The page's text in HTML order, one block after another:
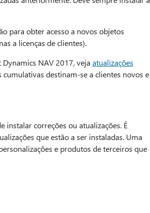
para obter acesso a novos objetos
a licenças de clientes).
NAV 2017, veja atualizações
cumulativas destinam-se a clientes novos e
instalar correções ou atualizações. É
que estão a ser instaladas. Uma
e produtos de terceiros que